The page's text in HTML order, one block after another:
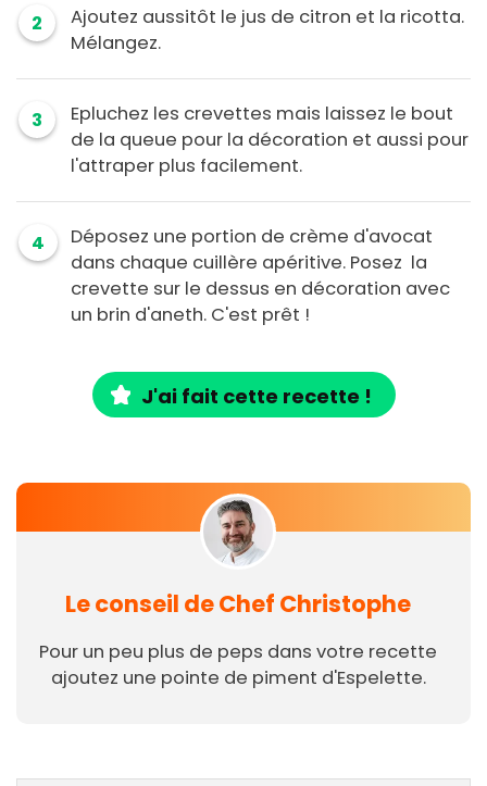
2
Ajoutez aussitôt le jus de citron et la ricotta.
Mélangez.
3
Epluchez les crevettes mais laissez le bout
de la queue pour la décoration et aussi pour
l'attraper plus facilement.
4
Déposez une portion de crème d'avocat
dans chaque cuillère apéritive. Posez la
crevette sur le dessus en décoration avec
un brin d'aneth. C'est prêt !
J'ai fait cette recette !
Le conseil de Chef Christophe
Pour un peu plus de peps dans votre recette
ajoutez une pointe de piment d'Espelette.